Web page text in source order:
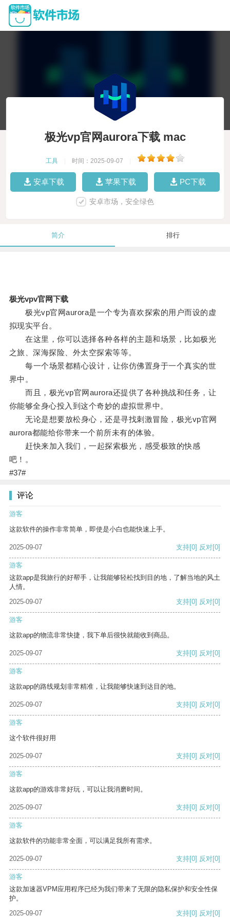
极光vp官网aurora下载 mac
工具 时间：2025-09-07
安卓下载 苹果下载 PC下载
安卓市场，安全绿色
简介 排行
极光vpv官网下载
极光vp官网aurora是一个专为喜欢探索的用户而设的虚
拟现实平台。
在这里，你可以选择各种各样的主题和场景，比如极光
之旅、深海探险、外太空探索等等。
每一个场景都精心设计，让你仿佛置身于一个真实的世
界中。
而且，极光vp官网aurora还提供了各种挑战和任务，让
你能够全身心投入到这个奇妙的虚拟世界中。
无论是想要放松身心，还是寻找刺激冒险，极光vp官网
aurora都能给你带来一个前所未有的体验。
赶快来加入我们，一起探索极光，感受极致的快感
吧！。
#37#
评论
游客
这款软件的操作非常简单，即使是小白也能快速上手。
2025-09-07 支持[0] 反对[0]
游客
这款app是我旅行的好帮手，让我能够轻松找到目的地，了解当地的风土
人情。
2025-09-07
支持[0] 反对[0]
游客
这款app的物流非常快捷，我下单后很快就能收到商品。
2025-09-07 支持[0] 反对[0]
游客
这款app的路线规划非常精准，让我能够快速到达目的地。
2025-09-07 支持[0] 反对[0]
游客
这个软件很好用
2025-09-07 支持[0] 反对[0]
游客
这款app的游戏非常好玩，可以让我消磨时间。
2025-09-07 支持[0] 反对[0]
游客
这款软件的功能非常全面，可以满足我所有需求。
2025-09-07 支持[0] 反对[0]
游客
这款加速器VPM应用程序已经为我们带来了无限的隐私保护和安全性保
护。
2025-09-07
支持[0] 反对[0]